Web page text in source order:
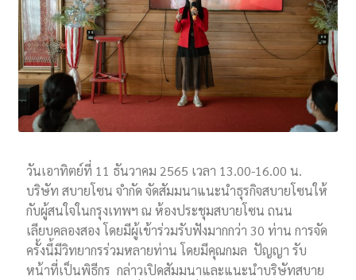
วันเอาทิตย์ที่ 11 ธันวาคม 2565 เวลา 13.00-16.00 น.
บริษัท สบายโซน จำกัด จัดสัมมนาแนะนำธุรกิจสบายโซนให้
กับผู้สนใจในกรุงเทพฯ ณ ห้องประชุมสบายโซน ถนน
เลียบคลองสอง โดยมีผู้เข้าร่วมรับฟังมากกว่า 30 ท่าน การจัด
ครั้งนี้มีวิทยากรร่วมหลายท่าน โดยมีคุณกมล ปัญญา รับ
หน้าที่เป็นพิธีกร กล่าวเปิดสัมมนาและแนะนำบริษัทสบาย